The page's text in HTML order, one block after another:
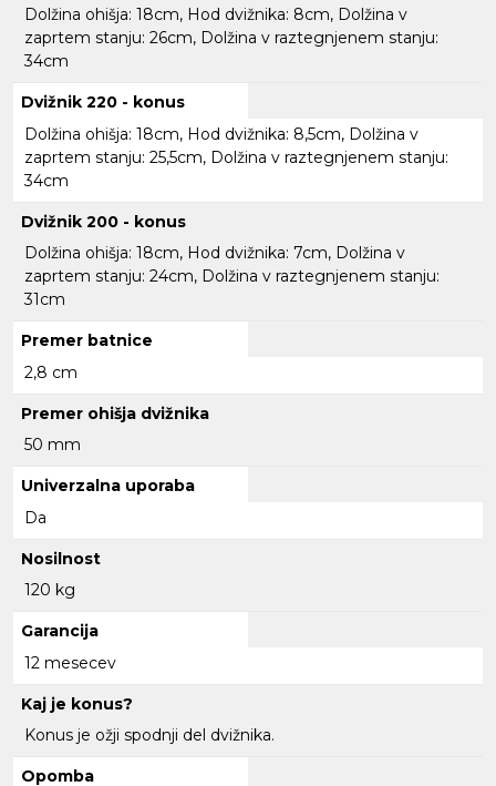
Dolžina ohišja: 18cm, Hod dvižnika: 8cm, Dolžina v
zaprtem stanju: 26cm, Dolžina v raztegnjenem stanju:
34cm
Dvižnik 220 - konus
Dolžina ohišja: 18cm, Hod dvižnika: 8,5cm, Dolžina v
zaprtem stanju: 25,5cm, Dolžina v raztegnjenem stanju:
34cm
Dvižnik 200 - konus
Dolžina ohišja: 18cm, Hod dvižnika: 7cm, Dolžina v
zaprtem stanju: 24cm, Dolžina v raztegnjenem stanju:
31cm
Premer batnice
2,8 cm
Premer ohišja dvižnika
50 mm
Univerzalna uporaba
Da
Nosilnost
120 kg
Garancija
12 mesecev
Kaj je konus?
Konus je ožji spodnji del dvižnika.
Opomba